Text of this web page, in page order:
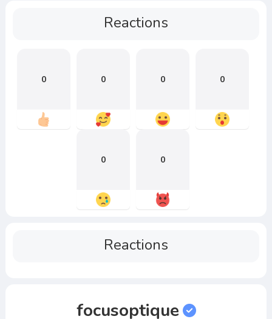
Reactions
0 0 0 0
0 0
Reactions
focusoptique